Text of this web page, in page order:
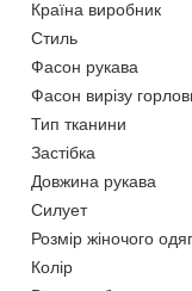
Країна виробник
Стиль
Фасон рукава
Фасон вирізу
Тип тканини
Застібка
Довжина рукава
Силует
Розмір жіночого
Колір